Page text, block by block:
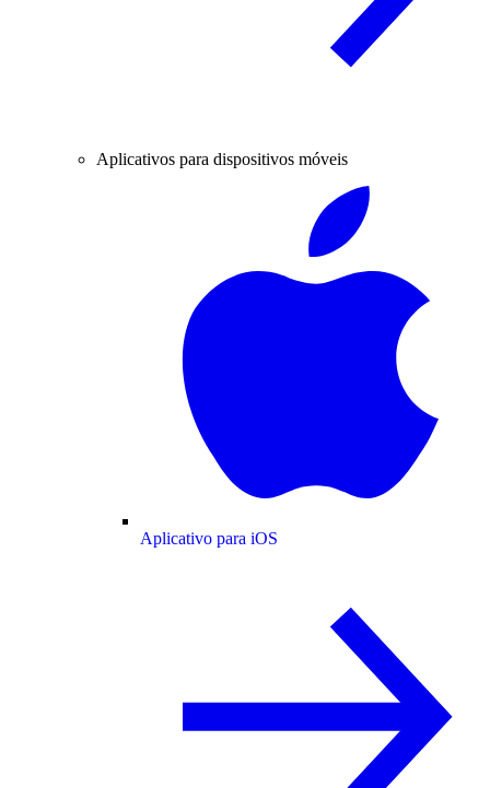
Aplicativos para dispositivos móveis
Aplicativo para iOS